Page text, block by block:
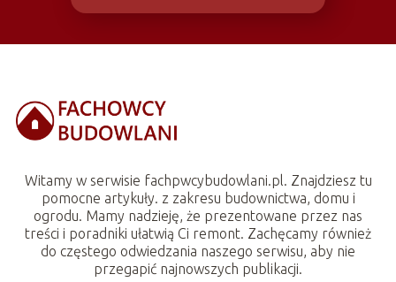
Witamy w serwisie fachpwcybudowlani.pl. Znajdziesz tu
pomocne artykuły. z zakresu budownictwa, domu i
ogrodu. Mamy nadzieję, że prezentowane przez nas
treści i poradniki ułatwią Ci remont. Zachęcamy również
do częstego odwiedzania naszego serwisu, aby nie
przegapić najnowszych publikacji.